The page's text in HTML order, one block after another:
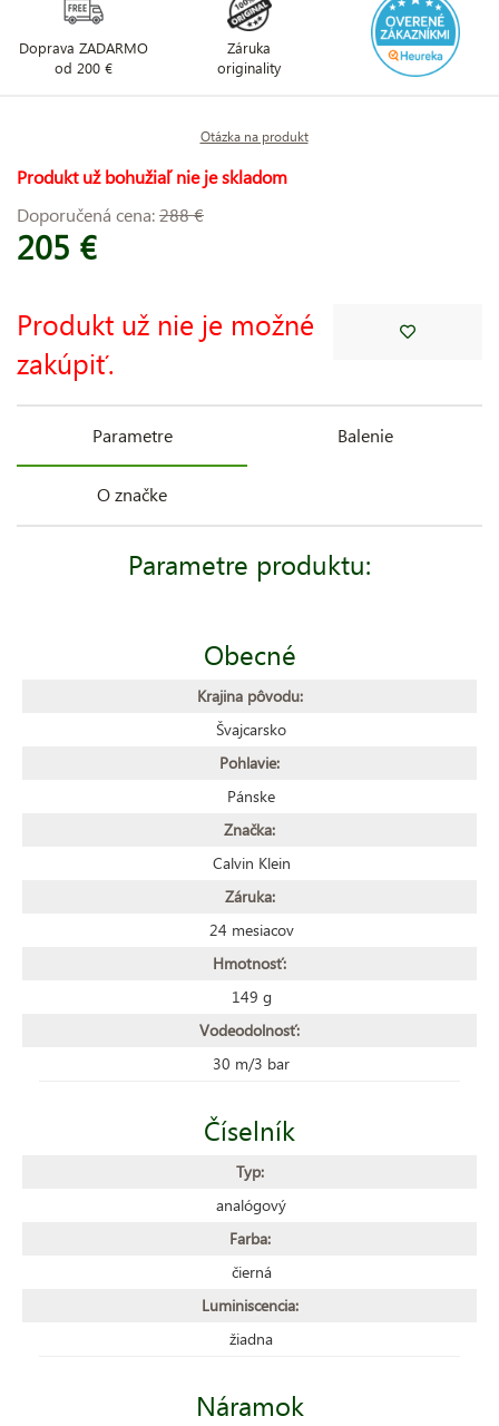
Doprava ZADARMO
od 200 €
Záruka
originality
Otázka na produkt
Produkt už bohužiaľ nie je skladom
Doporučená cena:288 €
205 €
Produkt už nie je možné
zakúpiť.
Parametre Balenie
O značke
Parametre produktu:
Obecné
Krajina pôvodu:
Švajcarsko
Pohlavie:
Pánske
Značka:
Calvin Klein
Záruka:
24 mesiacov
Hmotnosť:
149 g
Vodeodolnosť:
30 m/3 bar
Číselník
Typ:
analógový
Farba:
čierná
Luminiscencia:
žiadna
Náramok